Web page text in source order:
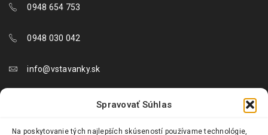
Spravovať Súhlas
Na poskytovanie tých najlepších skúseností používame technológie,
0948 654 753
0948 030 042
info@vstavanky.sk
objednavky@vstavanky.sk
reklamacie@vstavanky.sk